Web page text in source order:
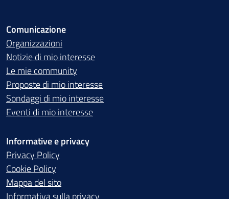
Comunicazione
Organizzazioni
Notizie di mio interesse
Le mie community
Proposte di mio interesse
Sondaggi di mio interesse
Eventi di mio interesse
Informative e privacy
Privacy Policy
Cookie Policy
Mappa del sito
Informativa sulla privacy